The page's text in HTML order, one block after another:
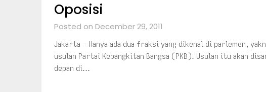
Oposisi
Posted on December 29, 2011
Jakarta – Hanya ada dua fraksi yang dikenal di parlemen,
usulan Partai Kebangkitan Bangsa (PKB). Usulan itu akan
depan di…